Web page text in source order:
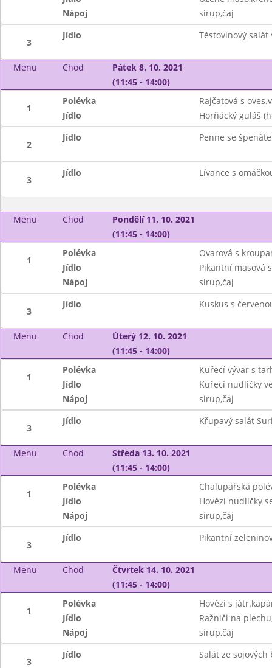
Nápoj
sirup,čaj
3
Jídlo Těstovinový
Menu Chod
Pátek 8. 10. 2021
(11:45 - 14:00)
1
Polévka
Rajčatová s
Jídlo
Horňácký guláš
2
Jídlo Penne se
3
Jídlo Lívance s
Menu Chod
Pondělí 11. 10. 2021
(11:45 - 14:00)
1
Polévka
Ovarová s
Jídlo
Pikantní masová
Nápoj
sirup,čaj
3
Jídlo Kuskus s
Menu Chod
Úterý 12. 10. 2021
(11:45 - 14:00)
1
Polévka
Kuřecí vývar s
Jídlo
Kuřecí nudličky
Nápoj
sirup,čaj
3
Jídlo Křupavý salát
Menu Chod
Středa 13. 10. 2021
(11:45 - 14:00)
1
Polévka
Chalupářská
Jídlo
Hovězí nudličky
Nápoj
sirup,čaj
3
Jídlo Pikantní
Menu Chod
Čtvrtek 14. 10. 2021
(11:45 - 14:00)
1
Polévka
Hovězí s
Jídlo
Ražniči na
Nápoj
sirup,čaj
3
Jídlo Salát ze